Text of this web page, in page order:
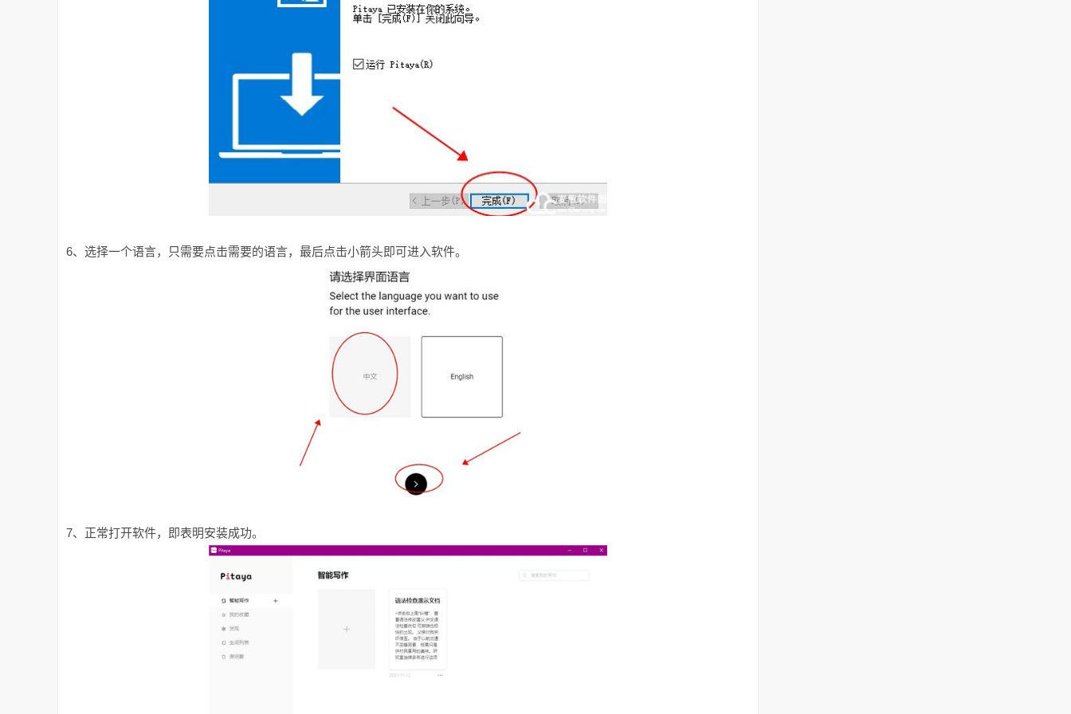
6、选择一个语言，只需要点击需要的语言，最后点击小箭头即可进入软件。
7、正常打开软件，即表明安装成功。